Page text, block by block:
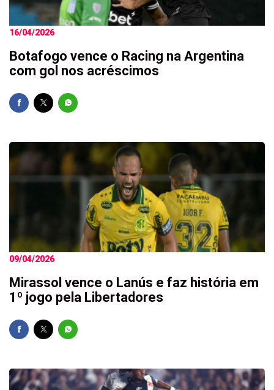
16/04/2026
Botafogo vence o Racing na Argentina
com gol nos acréscimos
09/04/2026
Mirassol vence o Lanús e faz história em
1º jogo pela Libertadores